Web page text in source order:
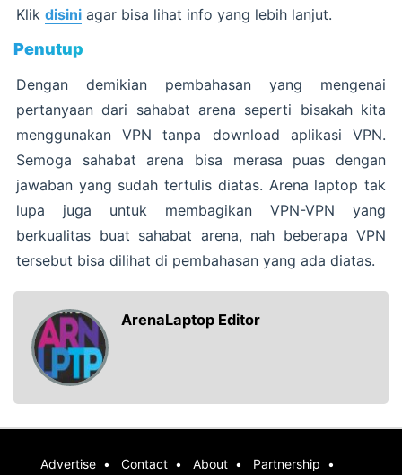
Klik disini agar bisa lihat info yang lebih lanjut.
Penutup
Dengan demikian pembahasan yang mengenai
pertanyaan dari sahabat arena seperti bisakah kita
menggunakan VPN tanpa download aplikasi VPN.
Semoga sahabat arena bisa merasa puas dengan
jawaban yang sudah tertulis diatas. Arena laptop tak
lupa juga untuk membagikan VPN-VPN yang
berkualitas buat sahabat arena, nah beberapa VPN
tersebut bisa dilihat di pembahasan yang ada diatas.
ArenaLaptop Editor
Advertise Contact About Partnership